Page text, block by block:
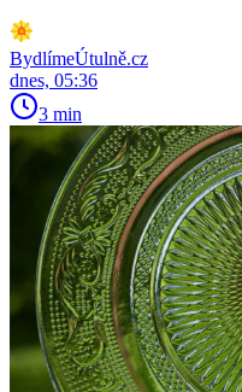
BydlímeÚtulně.cz
dnes, 05:36
3 min